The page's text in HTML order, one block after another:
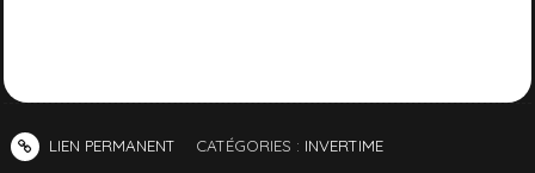
LIEN PERMANENT CATÉGORIES : INVERTIME